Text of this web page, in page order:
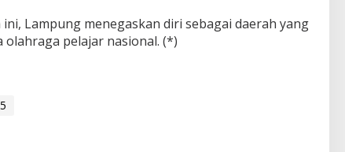
Lampung menegaskan diri sebagai daerah yang
pelajar nasional. (*)